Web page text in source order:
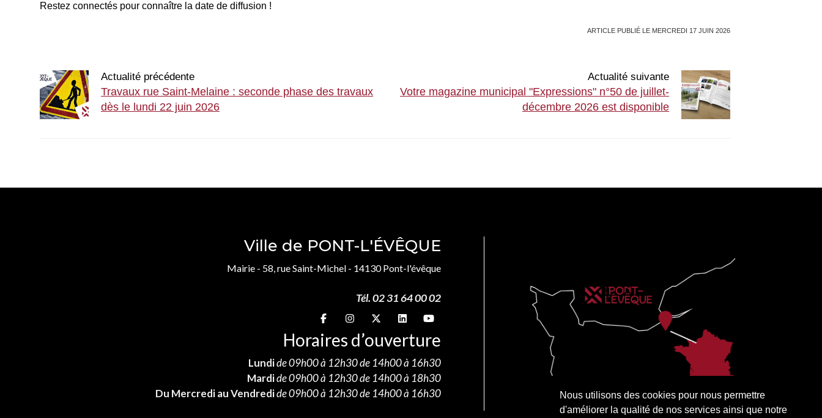
Nous utilisons des cookies pour nous permettre
d'améliorer la qualité de nos services ainsi que notre
Restez connectés pour connaître la date de diffusion !
ARTICLE PUBLIÉ LE MERCREDI 17 JUIN 2026
Actualité précédente
Travaux rue Saint-Melaine : seconde phase des travaux
dès le lundi 22 juin 2026
Actualité suivante
Votre magazine municipal "Expressions" n°50 de juillet-
décembre 2026 est disponible
Ville de PONT-L'ÉVÊQUE
Mairie - 58, rue Saint-Michel - 14130 Pont-l'évêque
Tél. 02 31 64 00 02
Suivez-nous sur
Suivez-nous sur
Suivez-nous sur
Suivez-nous sur
Suivez-nous sur
Horaires d’ouverture
Lundide 09h00 à 12h30 de 14h00 à 16h30
Mardide 09h00 à 12h30 de 14h00 à 18h30
Du Mercredi au Vendredide 09h00 à 12h30 de 14h00 à 16h30